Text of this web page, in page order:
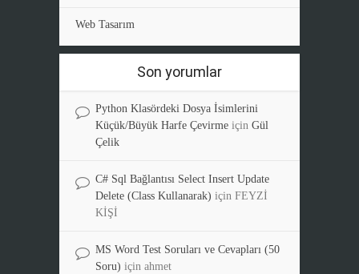
Web Tasarım
Son yorumlar
Python Klasördeki Dosya İsimlerini
Küçük/Büyük Harfe Çevirme için Gül
Çelik
C# Sql Bağlantısı Select Insert Update
Delete (Class Kullanarak) için FEYZİ
KİŞİ
MS Word Test Soruları ve Cevapları (50
Soru) için ahmet